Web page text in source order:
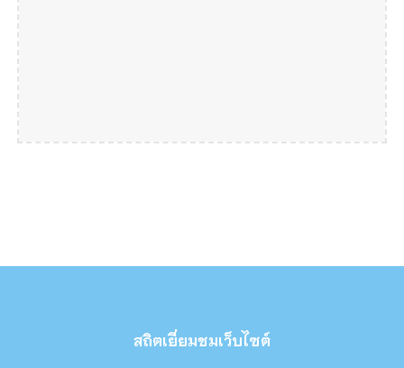
สถิตเยี่ยมชมเว็บไซต์